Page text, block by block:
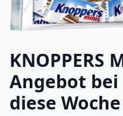
KNOPPERS
Angebot bei
diese